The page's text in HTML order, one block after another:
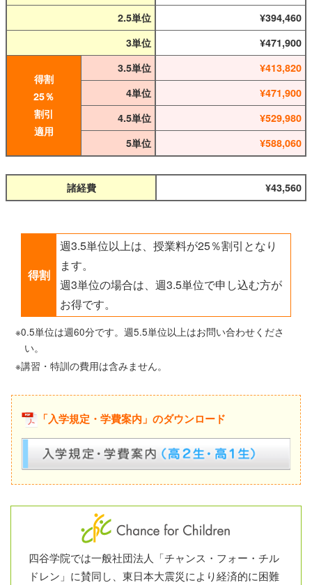
2.5単位
394,460
3単位
471,900
得割
25％
割引
適用
3.5単位
413,820
4単位
471,900
4.5単位
529,980
5単位
588,060
諸経費 43,560
得割
週3.5単位以上は、授業料が25％割引となり
ます。
週3単位の場合は、週3.5単位で申し込む方が
お得です。
0.5単位は週60分です。週5.5単位以上はお問い合わせくださ
い。
講習・特訓の費用は含みません。
「入学規定・学費案内」のダウンロード
四谷学院では一般社団法人「チャンス・フォー・チル
ドレン」に賛同し、東日本大震災により経済的に困難